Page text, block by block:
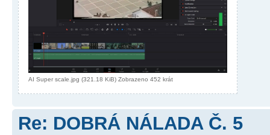
AI Super scale.jpg (321.18 KiB) Zobrazeno 452 krát
Re: DOBRÁ NÁLADA Č. 5